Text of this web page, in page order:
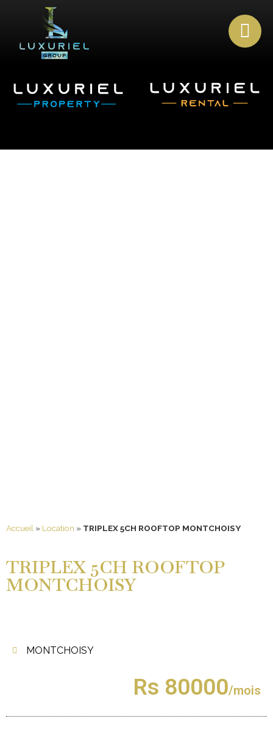
Accueil » Location » TRIPLEX 5CH ROOFTOP MONTCHOISY
TRIPLEX 5CH ROOFTOP
MONTCHOISY
MONTCHOISY
Rs 80000/mois